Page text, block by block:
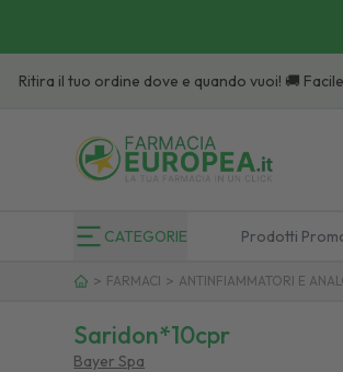
il tuo ordine dove e quando vuoi! 🚚 Facile,
CATEGORIE Prodotti
> FARMACI > ANTINFIAMMATORI E
Saridon*10cpr
Bayer Spa